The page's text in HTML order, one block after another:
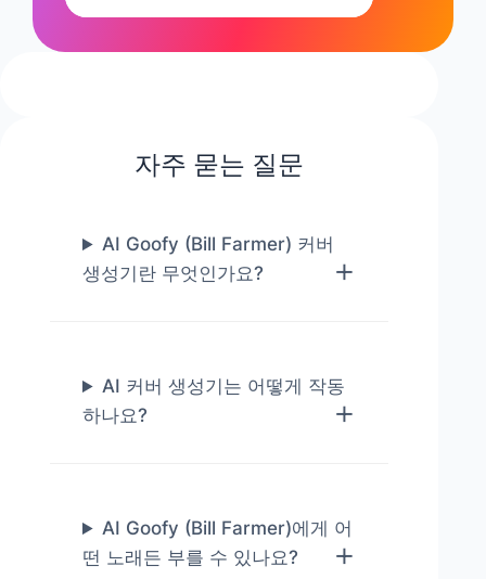
자주 묻는 질문
AI Goofy (Bill Farmer) 커버
생성기란 무엇인가요?
AI 커버 생성기는 어떻게 작동
하나요?
AI Goofy (Bill Farmer)에게 어
떤 노래든 부를 수 있나요?